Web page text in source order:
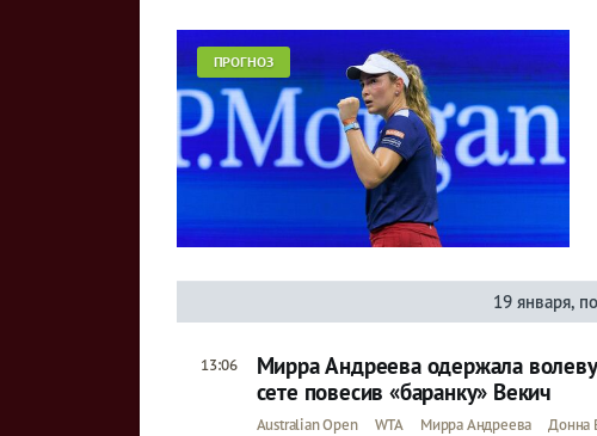
ПРОГНОЗ
19 января,
13:06
Мирра Андреева одержала
сете повесив «баранку» Векич
Australian Open WTA Мирра Андреева Донна